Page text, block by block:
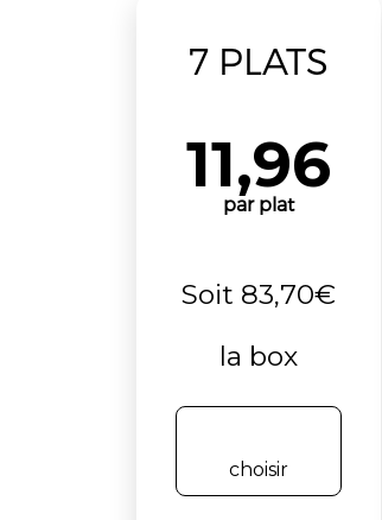
7 PLATS
11,96
par plat
Soit 83,70€
la box
choisir